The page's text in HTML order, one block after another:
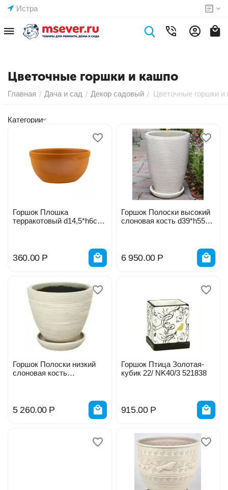
Истра
Цветочные горшки и кашпо
Главная / Дача и сад / Декор садовый / Цветочные горшки и
Категории
Горшок Плошка
терракотовый d14,5*h6см
360.00 Р
Горшок Полоски высокий
слоновая кость d39*h55см
6 950.00 Р
Горшок Полоски низкий
слоновая кость
5 260.00 Р
Горшок Птица Золотая-
кубик 22/ NK40/3 521838
915.00 Р